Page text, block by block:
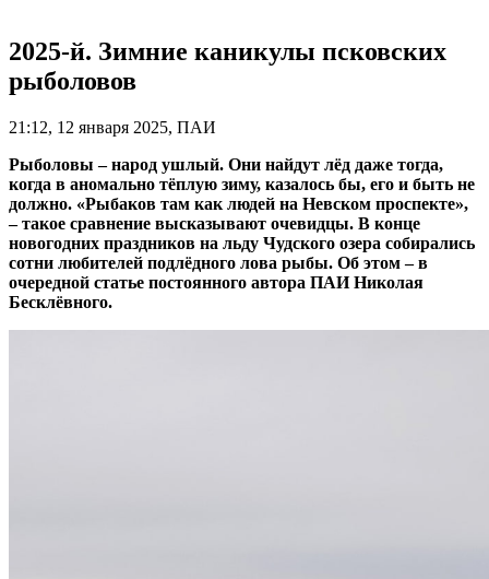
2025-й. Зимние каникулы псковских
рыболовов
21:12, 12 января 2025, ПАИ
Рыболовы – народ ушлый. Они найдут лёд даже тогда,
когда в аномально тёплую зиму, казалось бы, его и быть не
должно. «Рыбаков там как людей на Невском проспекте»,
– такое сравнение высказывают очевидцы. В конце
новогодних праздников на льду Чудского озера собирались
сотни любителей подлёдного лова рыбы. Об этом – в
очередной статье постоянного автора ПАИ Николая
Бесклёвного.